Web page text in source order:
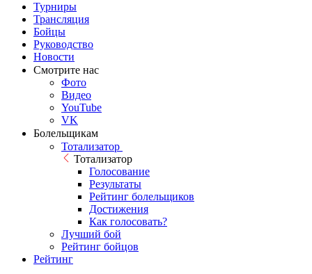
Турниры
Трансляция
Бойцы
Руководство
Новости
Смотрите нас
Фото
Видео
YouTube
VK
Болельщикам
Тотализатор
Тотализатор
Голосование
Результаты
Рейтинг болельщиков
Достижения
Как голосовать?
Лучший бой
Рейтинг бойцов
Рейтинг